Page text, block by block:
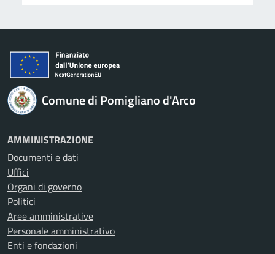
Comune di Pomigliano d'Arco
AMMINISTRAZIONE
Documenti e dati
Uffici
Organi di governo
Politici
Aree amministrative
Personale amministrativo
Enti e fondazioni